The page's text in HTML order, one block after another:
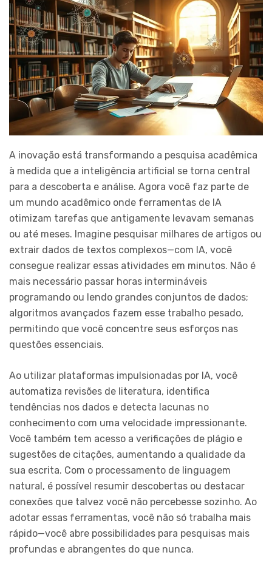
A inovação está transformando a pesquisa acadêmica
à medida que a inteligência artificial se torna central
para a descoberta e análise. Agora você faz parte de
um mundo acadêmico onde ferramentas de IA
otimizam tarefas que antigamente levavam semanas
ou até meses. Imagine pesquisar milhares de artigos ou
extrair dados de textos complexos—com IA, você
consegue realizar essas atividades em minutos. Não é
mais necessário passar horas intermináveis
programando ou lendo grandes conjuntos de dados;
algoritmos avançados fazem esse trabalho pesado,
permitindo que você concentre seus esforços nas
questões essenciais.
Ao utilizar plataformas impulsionadas por IA, você
automatiza revisões de literatura, identifica
tendências nos dados e detecta lacunas no
conhecimento com uma velocidade impressionante.
Você também tem acesso a verificações de plágio e
sugestões de citações, aumentando a qualidade da
sua escrita. Com o processamento de linguagem
natural, é possível resumir descobertas ou destacar
conexões que talvez você não percebesse sozinho. Ao
adotar essas ferramentas, você não só trabalha mais
rápido—você abre possibilidades para pesquisas mais
profundas e abrangentes do que nunca.